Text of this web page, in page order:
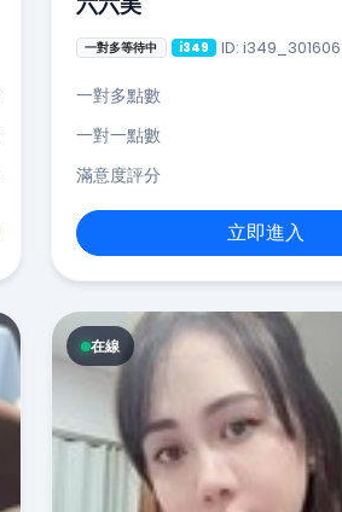
一對多等待中 i349 ID: i349_301606
一對多點數
一對一點數
滿意度評分
立即進入
在線